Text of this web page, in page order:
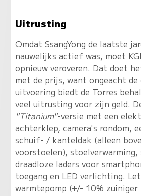
Uitrusting
Omdat SsangYong de laatste
nauwelijks actief was, moet
opnieuw veroveren. Dat doet
met de prijs, want ongeacht de
uitvoering biedt de Torres
veel uitrusting voor zijn geld.
"Titanium"-versie met een
achterklep, camera's rondom,
schuif- / kanteldak (alleen
voorstoelen), stoelverwarming,
draadloze laders voor
toegang en LED verlichting.
warmtepomp (+/- 10% zuiniger